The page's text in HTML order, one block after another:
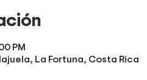
PM
La Fortuna, Costa Rica